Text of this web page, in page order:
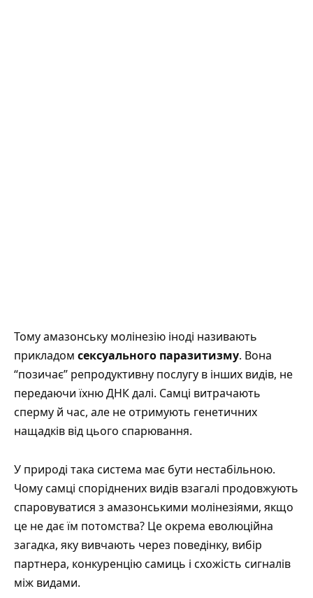
Тому амазонську молінезію іноді називають
прикладом сексуального паразитизму. Вона
“позичає” репродуктивну послугу в інших видів, не
передаючи їхню ДНК далі. Самці витрачають
сперму й час, але не отримують генетичних
нащадків від цього спарювання.
У природі така система має бути нестабільною.
Чому самці споріднених видів взагалі продовжують
спаровуватися з амазонськими молінезіями, якщо
це не дає їм потомства? Це окрема еволюційна
загадка, яку вивчають через поведінку, вибір
партнера, конкуренцію самиць і схожість сигналів
між видами.